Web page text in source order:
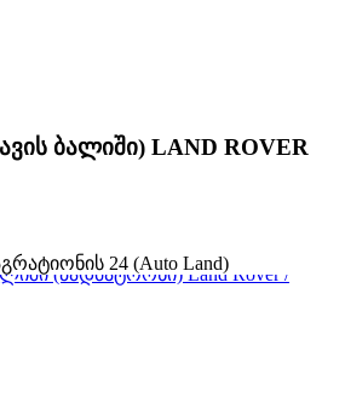
ბალიში) LAND ROVER
24 (Auto Land)